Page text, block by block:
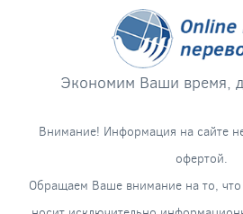
Экономим Ваши время,
Внимание! Информация на сайте
офертой.
Обращаем Ваше внимание на то,